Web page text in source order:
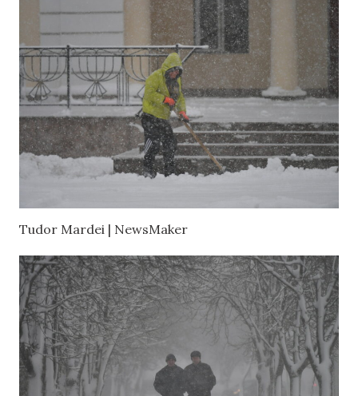
Tudor Mardei | NewsMaker